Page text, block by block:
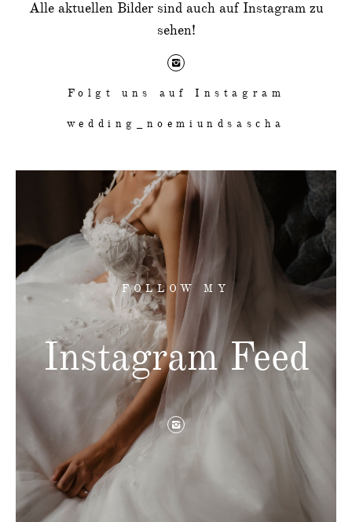
FOLLOW MY
Instagram Feed
Alle aktuellen Bilder sind auch auf Instagram zu
sehen!
Folgt uns auf Instagram
wedding_noemiundsascha